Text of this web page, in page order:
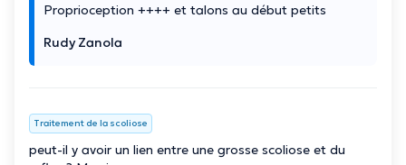
Proprioception ++++ et talons au début petits
Rudy Zanola
Traitement de la scoliose
peut-il y avoir un lien entre une grosse scoliose et du